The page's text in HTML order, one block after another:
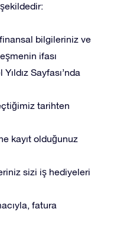
bilgileriniz ve
ifası
Sayfası’nda
tarihten
kayıt olduğunuz
sizi iş hediyeleri
fatura